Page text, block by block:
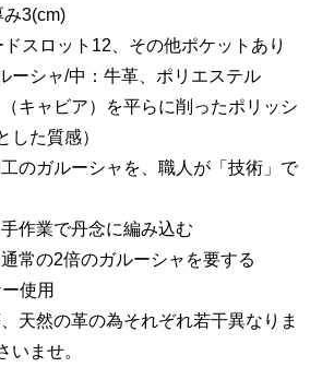
3(cm)
スロット12、その他ポケットあり
ーシャ/中：牛革、ポリエステル
キャビア）を平らに削ったポリッシ
した質感）
のガルーシャを、職人が「技術」で
作業で丹念に編み込む
常の2倍のガルーシャを要する
使用
天然の革の為それぞれ若干異なりま
いませ。